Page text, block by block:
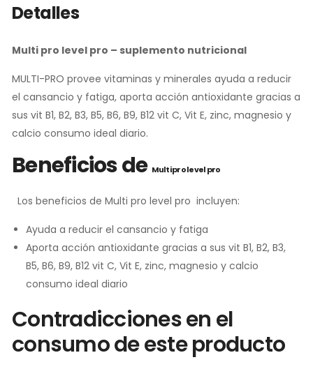
Detalles
Multi pro level pro – suplemento nutricional
MULTI-PRO provee vitaminas y minerales ayuda a reducir
el cansancio y fatiga, aporta acción antioxidante gracias a
sus vit B1, B2, B3, B5, B6, B9, B12 vit C, Vit E, zinc, magnesio y
calcio consumo ideal diario.
Beneficios de Multi pro level pro
Los beneficios de Multi pro level pro incluyen:
Ayuda a reducir el cansancio y fatiga
Aporta acción antioxidante gracias a sus vit B1, B2, B3,
B5, B6, B9, B12 vit C, Vit E, zinc, magnesio y calcio
consumo ideal diario
Contradicciones en el
consumo de este producto